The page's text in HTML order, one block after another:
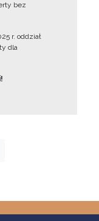
bez
r. oddział
dla